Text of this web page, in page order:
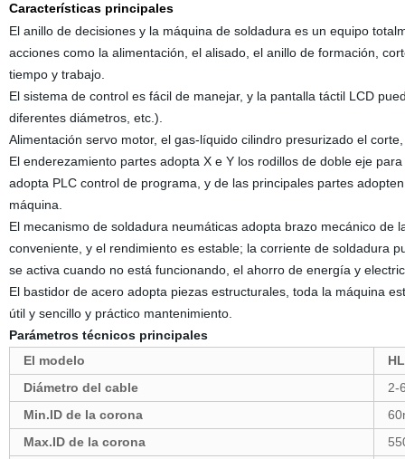
Características principales
El anillo de decisiones y la máquina de soldadura es un equipo
acciones como la alimentación, el alisado, el anillo de formación,
tiempo y trabajo.
El sistema de control es fácil de manejar, y la pantalla táctil LCD
diferentes diámetros, etc.).
Alimentación servo motor, el gas-líquido cilindro presurizado el
El enderezamientopartesadopta X e Y los rodillos de doble eje
adopta PLC control de programa, y de las principales partes
máquina.
El mecanismo de soldadura neumáticas adopta brazo mecánico
conveniente, y el rendimiento es estable; la corriente de soldadura
se activa cuando no está funcionando, el ahorro de energía y
El bastidor de acero adopta piezas estructurales, toda la máquina
útil y sencillo y práctico mantenimiento.
Parámetros técnicos principales
El modelo
Diámetro del cable
2-
Min.ID de la corona
Max.ID de la corona